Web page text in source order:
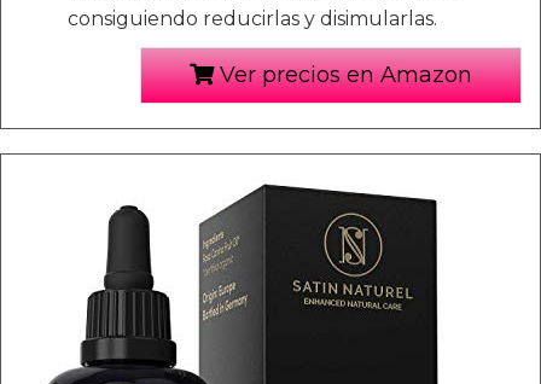
consiguiendo reducirlas y disimularlas.
Ver precios en Amazon